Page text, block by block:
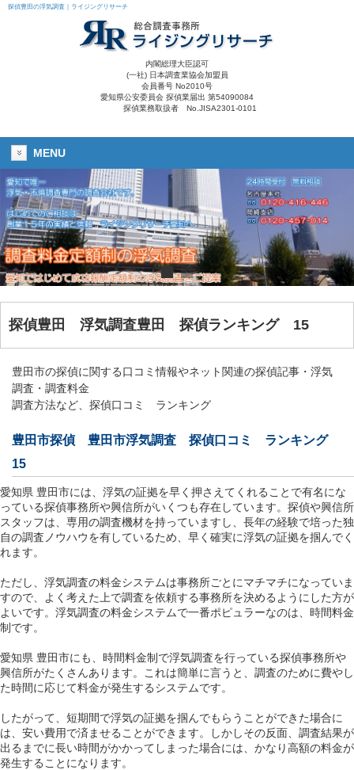
探偵豊田の浮気調査｜ライジングリサーチ
内閣総理大臣認可
(一社) 日本調査業協会加盟員
会員番号 No2010号
愛知県公安委員会 探偵業届出 第54090084
探偵業務取扱者 No.JISA2301-0101
MENU
探偵豊田 浮気調査豊田 探偵ランキング 15
豊田市の探偵に関する口コミ情報やネット関連の探偵記事・浮気
調査・調査料金
調査方法など、探偵口コミ ランキング
豊田市探偵 豊田市浮気調査 探偵口コミ ランキング
15
愛知県 豊田市には、浮気の証拠を早く押さえてくれることで有名にな
っている探偵事務所や興信所がいくつも存在しています。探偵や興信所
スタッフは、専用の調査機材を持っていますし、長年の経験で培った独
自の調査ノウハウを有しているため、早く確実に浮気の証拠を掴んでく
れます。
ただし、浮気調査の料金システムは事務所ごとにマチマチになっていま
すので、よく考えた上で調査を依頼する事務所を決めるようにした方が
よいです。浮気調査の料金システムで一番ポピュラーなのは、時間料金
制です。
愛知県 豊田市にも、時間料金制で浮気調査を行っている探偵事務所や
興信所がたくさんあります。これは簡単に言うと、調査のために費やし
た時間に応じて料金が発生するシステムです。
したがって、短期間で浮気の証拠を掴んでもらうことができた場合に
は、安い費用で済ませることができます。しかしその反面、調査結果が
出るまでに長い時間がかかってしまった場合には、かなり高額の料金が
発生することになります。